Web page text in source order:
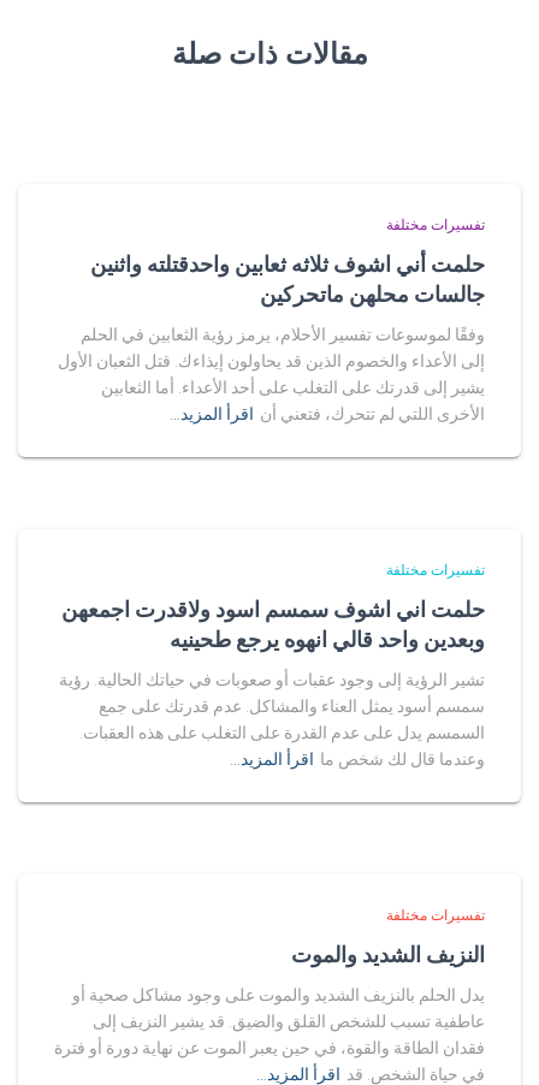
مقالات ذات صلة
تفسيرات مختلفة
حلمت أني اشوف ثلاثه ثعابين واحدقتلته واثنين
جالسات محلهن ماتحركين
وفقًا لموسوعات تفسير الأحلام، يرمز رؤية الثعابين في الحلم
إلى الأعداء والخصوم الذين قد يحاولون إيذاءك. قتل الثعبان الأول
يشير إلى قدرتك على التغلب على أحد الأعداء. أما الثعابين
الأخرى اللتي لم تتحرك، فتعني أن اقرأ المزيد…
تفسيرات مختلفة
حلمت اني اشوف سمسم اسود ولاقدرت اجمعهن
وبعدين واحد قالي انهوه يرجع طحينيه
تشير الرؤية إلى وجود عقبات أو صعوبات في حياتك الحالية. رؤية
سمسم أسود يمثل العناء والمشاكل. عدم قدرتك على جمع
السمسم يدل على عدم القدرة على التغلب على هذه العقبات.
وعندما قال لك شخص ما اقرأ المزيد…
تفسيرات مختلفة
النزيف الشديد والموت
يدل الحلم بالنزيف الشديد والموت على وجود مشاكل صحية أو
عاطفية تسبب للشخص القلق والضيق. قد يشير النزيف إلى
فقدان الطاقة والقوة، في حين يعبر الموت عن نهاية دورة أو فترة
في حياة الشخص. قد اقرأ المزيد…